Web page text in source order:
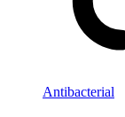
Antibacterial